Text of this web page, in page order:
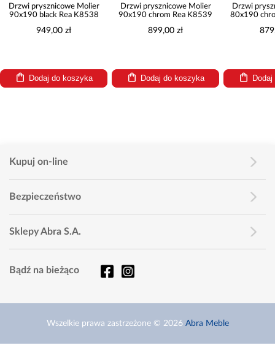
Drzwi prysznicowe Molier
90x190 black Rea K8538
949,00 zł
Dodaj do koszyka
Drzwi prysznicowe Molier
90x190 chrom Rea K8539
899,00 zł
Dodaj do koszyka
Drzwi
80x190
Kupuj on-line
Bezpieczeństwo
Sklepy Abra S.A.
Bądź na bieżąco
Wszelkie prawa zastrzeżone © 2026 Abra Meble